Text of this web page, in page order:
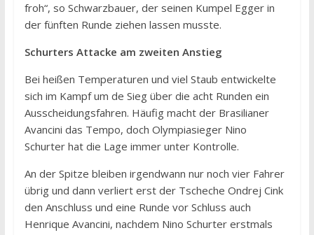
froh“, so Schwarzbauer, der seinen Kumpel Egger in
der fünften Runde ziehen lassen musste.
Schurters Attacke am zweiten Anstieg
Bei heißen Temperaturen und viel Staub entwickelte
sich im Kampf um de Sieg über die acht Runden ein
Ausscheidungsfahren. Häufig macht der Brasilianer
Avancini das Tempo, doch Olympiasieger Nino
Schurter hat die Lage immer unter Kontrolle.
An der Spitze bleiben irgendwann nur noch vier Fahrer
übrig und dann verliert erst der Tscheche Ondrej Cink
den Anschluss und eine Runde vor Schluss auch
Henrique Avancini, nachdem Nino Schurter erstmals